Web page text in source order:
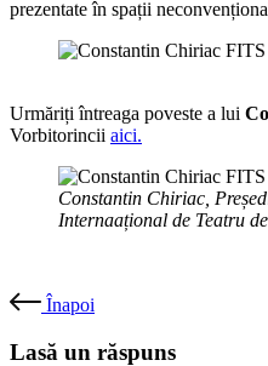
prezentate în spații
Urmăriți întreaga poveste a lui
Vorbitorincii aici.
Constantin Chiriac,
Internaațional de Teatru
Înapoi
Lasă un răspuns